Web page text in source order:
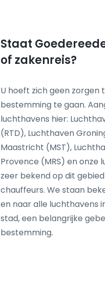
Staat
of zakenreis?
U hoeft zich geen zorgen
bestemming te gaan.
luchthavens hier:
(RTD), Luchthaven
Maastricht (MST),
Provence (MRS) en
zeer bekend op dit
chauffeurs. We staan
en naar alle luchthavens
stad, een belangrijke
bestemming.